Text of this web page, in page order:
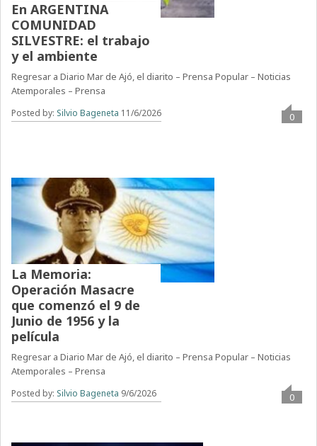
En ARGENTINA
COMUNIDAD
SILVESTRE: el trabajo
y el ambiente
Regresar a Diario Mar de Ajó, el diarito – Prensa Popular – Noticias
Atemporales – Prensa
Posted by: Silvio Bageneta 11/6/2026 0
La Memoria:
Operación Masacre
que comenzó el 9 de
Junio de 1956 y la
película
Regresar a Diario Mar de Ajó, el diarito – Prensa Popular – Noticias
Atemporales – Prensa
Posted by: Silvio Bageneta 9/6/2026 0